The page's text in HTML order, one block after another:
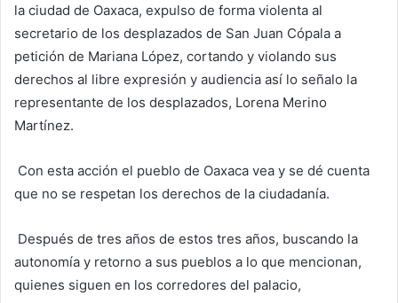
la ciudad de Oaxaca, expulso de forma violenta al
secretario de los desplazados de San Juan Cópala a
petición de Mariana López, cortando y violando sus
derechos al libre expresión y audiencia así lo señalo la
representante de los desplazados, Lorena Merino
Martínez.
Con esta acción el pueblo de Oaxaca vea y se dé cuenta
que no se respetan los derechos de la ciudadanía.
Después de tres años de estos tres años, buscando la
autonomía y retorno a sus pueblos a lo que mencionan,
quienes siguen en los corredores del palacio,